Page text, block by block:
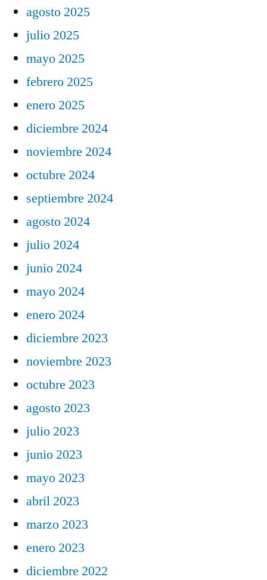
agosto 2025
julio 2025
mayo 2025
febrero 2025
enero 2025
diciembre 2024
noviembre 2024
octubre 2024
septiembre 2024
agosto 2024
julio 2024
junio 2024
mayo 2024
enero 2024
diciembre 2023
noviembre 2023
octubre 2023
agosto 2023
julio 2023
junio 2023
mayo 2023
abril 2023
marzo 2023
enero 2023
diciembre 2022